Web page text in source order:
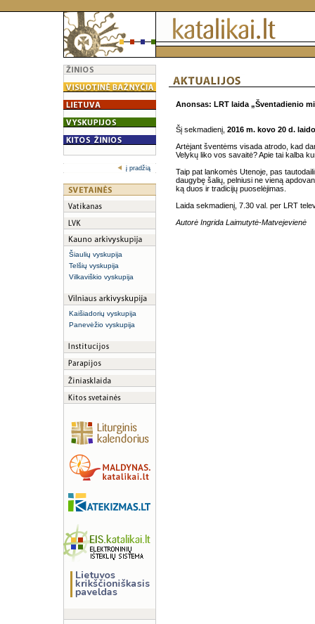
į pradžią
Šiaulių vyskupija
Telšių vyskupija
Vilkaviškio vyskupija
Kaišiadorių vyskupija
Panevėžio vyskupija
Anonsas: LRT laida „Šventadienio
Šį sekmadienį, 2016 m. kovo 20 d.
Artėjant šventėms visada atrodo, kad
Velykų liko vos savaitė? Apie tai kalba
Taip pat lankomės Utenoje, pas
daugybę šalių, pelniusi ne vieną
ką duos ir tradicijų puoselėjimas.
Laida sekmadienį, 7.30 val. per LRT
Autorė Ingrida Laimutytė-Matvejevienė